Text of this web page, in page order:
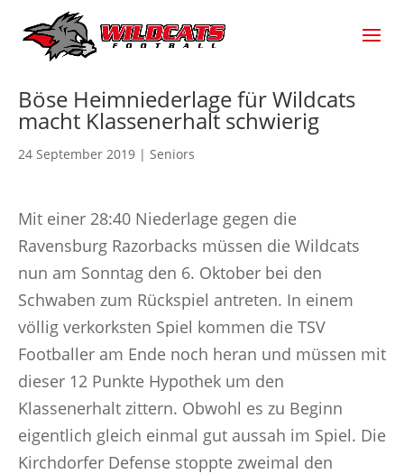
Böse Heimniederlage für Wildcats
macht Klassenerhalt schwierig
24 September 2019 | Seniors
Mit einer 28:40 Niederlage gegen die
Ravensburg Razorbacks müssen die Wildcats
nun am Sonntag den 6. Oktober bei den
Schwaben zum Rückspiel antreten. In einem
völlig verkorksten Spiel kommen die TSV
Footballer am Ende noch heran und müssen mit
dieser 12 Punkte Hypothek um den
Klassenerhalt zittern. Obwohl es zu Beginn
eigentlich gleich einmal gut aussah im Spiel. Die
Kirchdorfer Defense stoppte zweimal den